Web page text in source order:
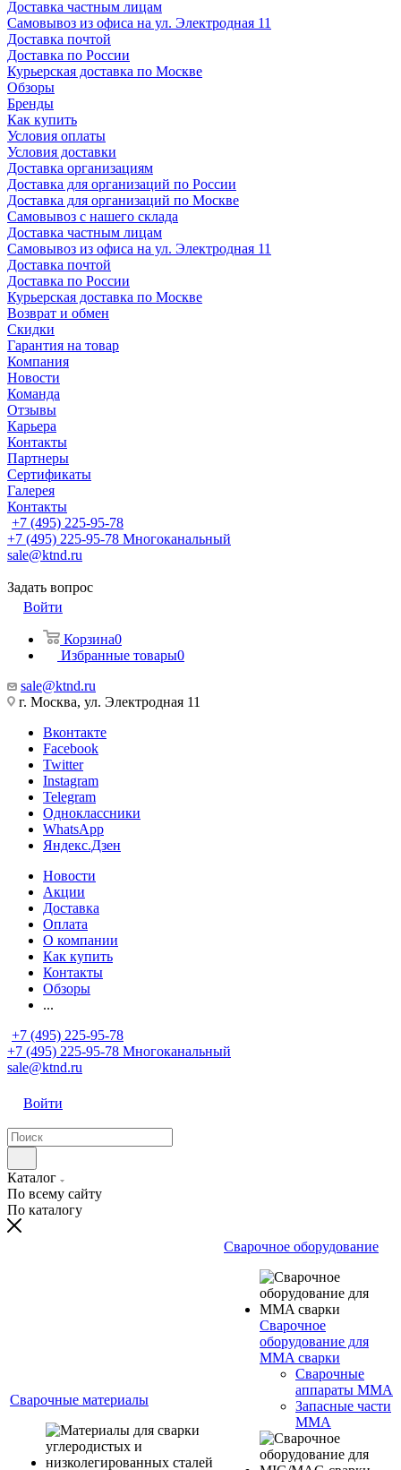
Доставка частным лицам
Самовывоз из офиса на ул. Электродная 11
Доставка почтой
Доставка по России
Курьерская доставка по Москве
Обзоры
Бренды
Как купить
Условия оплаты
Условия доставки
Доставка организациям
Доставка для организаций по России
Доставка для организаций по Москве
Самовывоз с нашего склада
Доставка частным лицам
Самовывоз из офиса на ул. Электродная 11
Доставка почтой
Доставка по России
Курьерская доставка по Москве
Возврат и обмен
Скидки
Гарантия на товар
Компания
Новости
Команда
Отзывы
Карьера
Контакты
Партнеры
Сертификаты
Галерея
Контакты
+7 (495) 225-95-78
+7 (495) 225-95-78 Многоканальный
sale@ktnd.ru
Задать вопрос
Войти
Корзина0
Избранные товары0
sale@ktnd.ru
г. Москва, ул. Электродная 11
Вконтакте
Facebook
Twitter
Instagram
Telegram
Одноклассники
WhatsApp
Яндекс.Дзен
Новости
Акции
Доставка
Оплата
О компании
Как купить
Контакты
Обзоры
...
+7 (495) 225-95-78
+7 (495) 225-95-78 Многоканальный
sale@ktnd.ru
Войти
Каталог
По всему сайту
По каталогу
Сварочные материалы
Сварочное оборудование
Сварочное
оборудование для
MMA сварки
Сварочные
аппараты MMA
Запасные части
MMA